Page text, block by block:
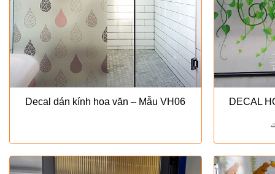
Decal dán kính hoa văn – Mẫu VH06
DECAL
₫